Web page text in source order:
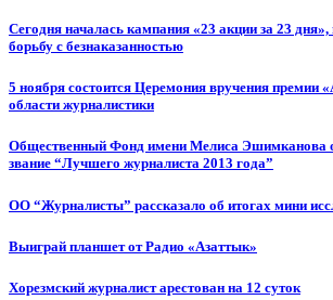
Сегодня началась кампания «23 акции за 23
борьбу с безнаказанностью
5 ноября состоится Церемония вручения премии
области журналистики
Общественный Фонд имени Мелиса Эшимканова
звание “Лучшего журналиста 2013 года”
ОО “Журналисты” рассказало об итогах мини
Выиграй планшет от Радио «Азаттык»
Хорезмский журналист арестован на 12 суток